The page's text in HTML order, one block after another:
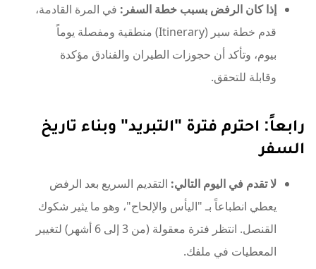
إذا كان الرفض بسبب خطة السفر: في المرة القادمة،
قدم خطة سير (Itinerary) منطقية ومفصلة يوماً
بيوم، وتأكد أن حجوزات الطيران والفنادق مؤكدة
وقابلة للتحقق.
رابعاً: احترم فترة "التبريد" وبناء تاريخ
السفر
لا تقدم في اليوم التالي: التقديم السريع بعد الرفض
يعطي انطباعاً بـ "اليأس والإلحاح"، وهو ما يثير شكوك
القنصل. انتظر فترة معقولة (من 3 إلى 6 أشهر) لتغيير
المعطيات في ملفك.